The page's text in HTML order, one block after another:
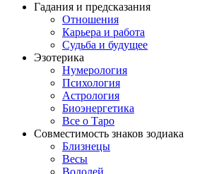
Гадания и предсказания
Отношения
Карьера и работа
Cудьба и будущее
Эзотерика
Нумерология
Психология
Астрология
Биоэнергетика
Все о Таро
Совместимость знаков зодиака
Близнецы
Весы
Водолей